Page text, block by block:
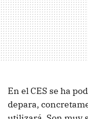
En el CES se ha
depara,